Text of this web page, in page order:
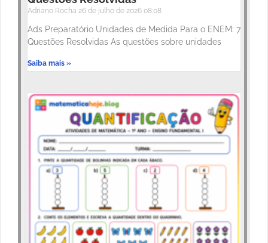
Adriano Rocha 26 de julho de 2026 08:08
Ads Preparatório Unidades de Medida Para o ENEM: 7
Questões Resolvidas As questões sobre unidades
Saiba mais »